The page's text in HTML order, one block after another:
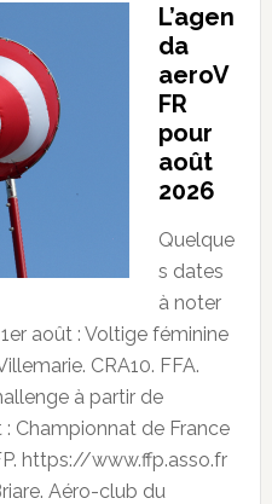
L’agen
da
aeroV
FR
pour
août
2026
Quelque
s dates
à noter
août : Voltige féminine
CRA10. FFA.
à partir de
: Championnat de France
https://www.ffp.asso.fr
Aéro-club du